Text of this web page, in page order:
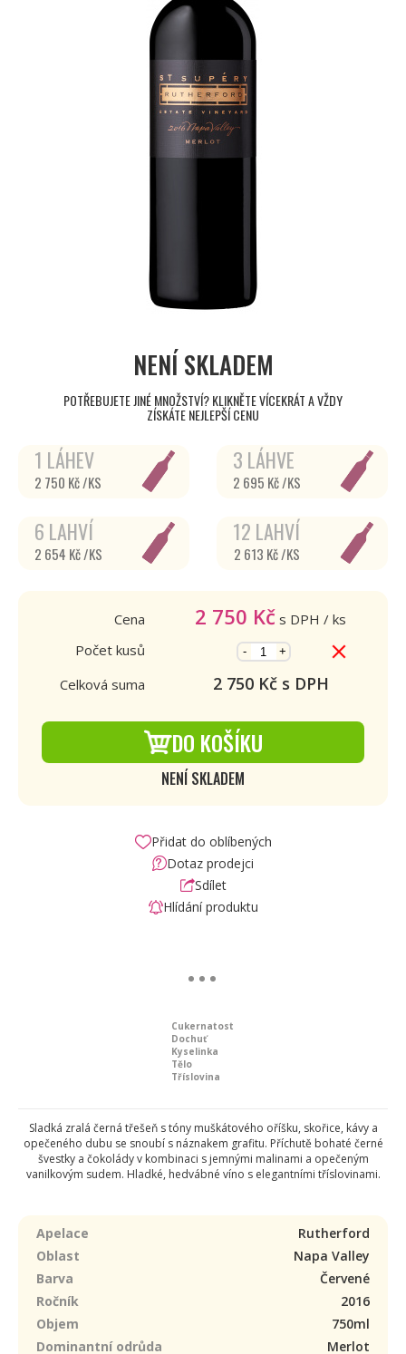
NENÍ SKLADEM
POTŘEBUJETE JINÉ MNOŽSTVÍ? KLIKNĚTE VÍCEKRÁT A VŽDY
ZÍSKÁTE NEJLEPŠÍ CENU
1 LÁHEV
2 750 Kč /KS
3 LÁHVE
2 695 Kč /KS
6 LAHVÍ
2 654 Kč /KS
12 LAHVÍ
2 613 Kč /KS
Cena 2 750 Kč s DPH / ks
Počet kusů
- +
Celková suma 2 750Kč s DPH
DO KOŠÍKU
NENÍ SKLADEM
Přidat do oblíbených
Dotaz prodejci
Sdílet
Hlídání produktu
Cukernatost
Dochuť
Kyselinka
Tělo
Tříslovina
Sladká zralá černá třešeň s tóny muškátového oříšku, skořice, kávy a
opečeného dubu se snoubí s náznakem grafitu. Příchutě bohaté černé
švestky a čokolády v kombinaci s jemnými malinami a opečeným
vanilkovým sudem. Hladké, hedvábné víno s elegantními tříslovinami.
Apelace
Rutherford
Oblast
Napa Valley
Barva
Červené
Ročník
2016
Objem
750ml
Dominantní odrůda
Merlot